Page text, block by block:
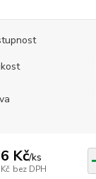
Kč/ks
bez DPH